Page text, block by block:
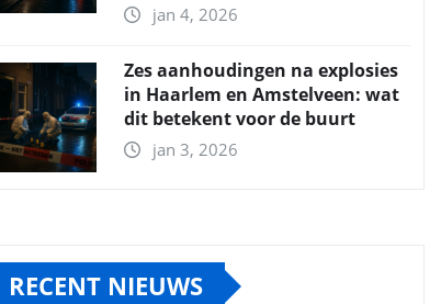
jan 4, 2026
Zes aanhoudingen na explosies
in Haarlem en Amstelveen: wat
dit betekent voor de buurt
jan 3, 2026
RECENT NIEUWS